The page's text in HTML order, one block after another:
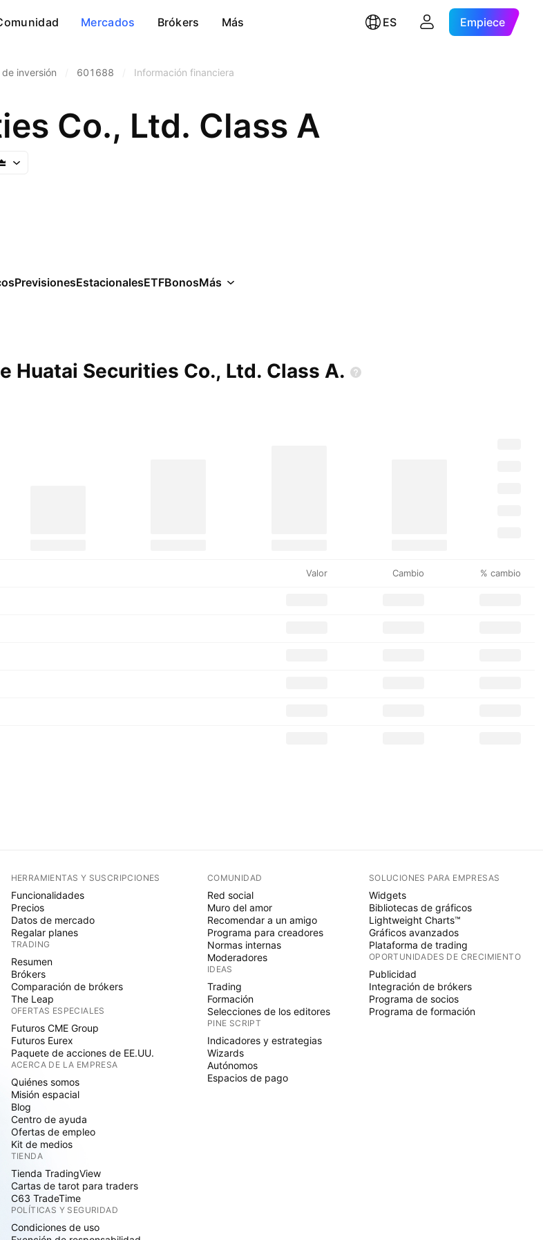
Mercados Brókers Más ES Empiece
inversión 601688 Información financiera
Co., Ltd. Class A
PrevisionesEstacionalesETFBonosMás
Huatai Securities Co., Ltd. Class A.
Valor Cambio % cambio
HERRAMIENTAS Y SUSCRIPCIONES
Funcionalidades
Precios
Datos de mercado
Regalar planes
TRADING
Resumen
Brókers
Comparación de brókers
The Leap
OFERTAS ESPECIALES
Futuros CME Group
Futuros Eurex
Paquete de acciones de EE.UU.
ACERCA DE LA EMPRESA
Quiénes somos
Misión espacial
Blog
Centro de ayuda
Ofertas de empleo
Kit de medios
TIENDA
Tienda TradingView
Cartas de tarot para traders
C63 TradeTime
POLÍTICAS Y SEGURIDAD
Condiciones de uso
COMUNIDAD
Red social
Muro del amor
Recomendar a un amigo
Programa para creadores
Normas internas
Moderadores
IDEAS
Trading
Formación
Selecciones de los editores
PINE SCRIPT
Indicadores y estrategias
Wizards
Autónomos
Espacios de pago
SOLUCIONES PARA EMPRESAS
Widgets
Bibliotecas de gráficos
Lightweight Charts™
Gráficos avanzados
Plataforma de trading
OPORTUNIDADES DE CRECIMIENTO
Publicidad
Integración de brókers
Programa de socios
Programa de formación